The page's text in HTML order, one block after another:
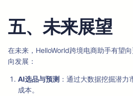
五、未来展望
在未来，HelloWorld跨境电商助手有望
向发展：
AI选品与预测 ：通过大数据挖掘潜
成本。